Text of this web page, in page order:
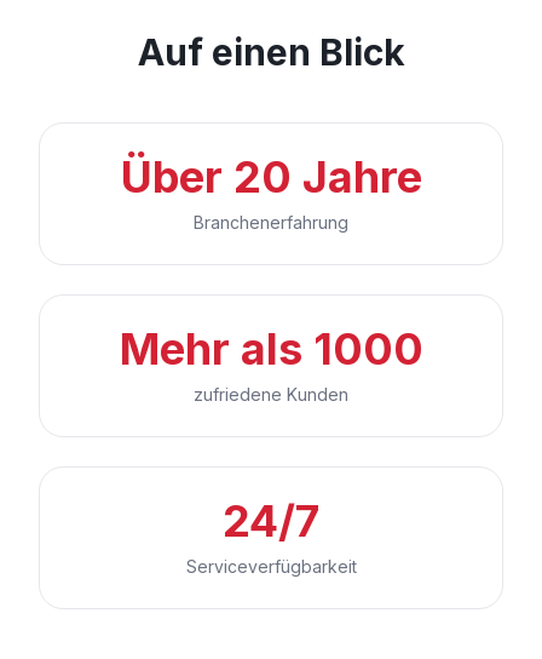
Auf einen Blick
Über 20 Jahre
Branchenerfahrung
Mehr als 1000
zufriedene Kunden
24/7
Serviceverfügbarkeit